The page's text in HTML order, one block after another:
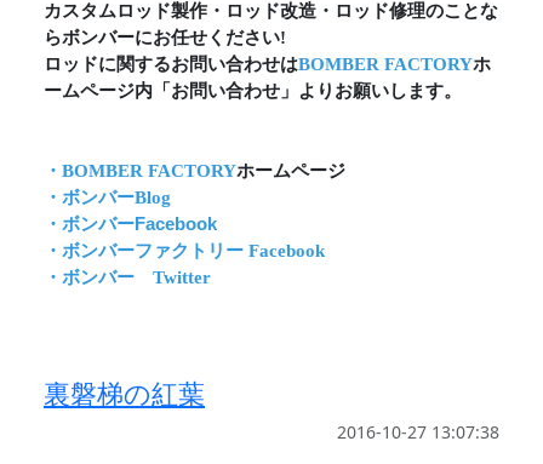
カスタムロッド製作・ロッド改造・ロッド修理のことな
らボンバーにお任せください!
ロッドに関するお問い合わせはBOMBER FACTORYホ
ームページ内「お問い合わせ」よりお願いします。
・BOMBER FACTORYホームページ
・ボンバーBlog
・ボンバーFacebook
・ボンバーファクトリー Facebook
・ボンバー Twitter
裏磐梯の紅葉
2016-10-27 13:07:38